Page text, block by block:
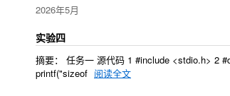
2026年5月
实验四
摘要： 任务一 源代码 1 #include <stdio.h> 2
printf("sizeof 阅读全文